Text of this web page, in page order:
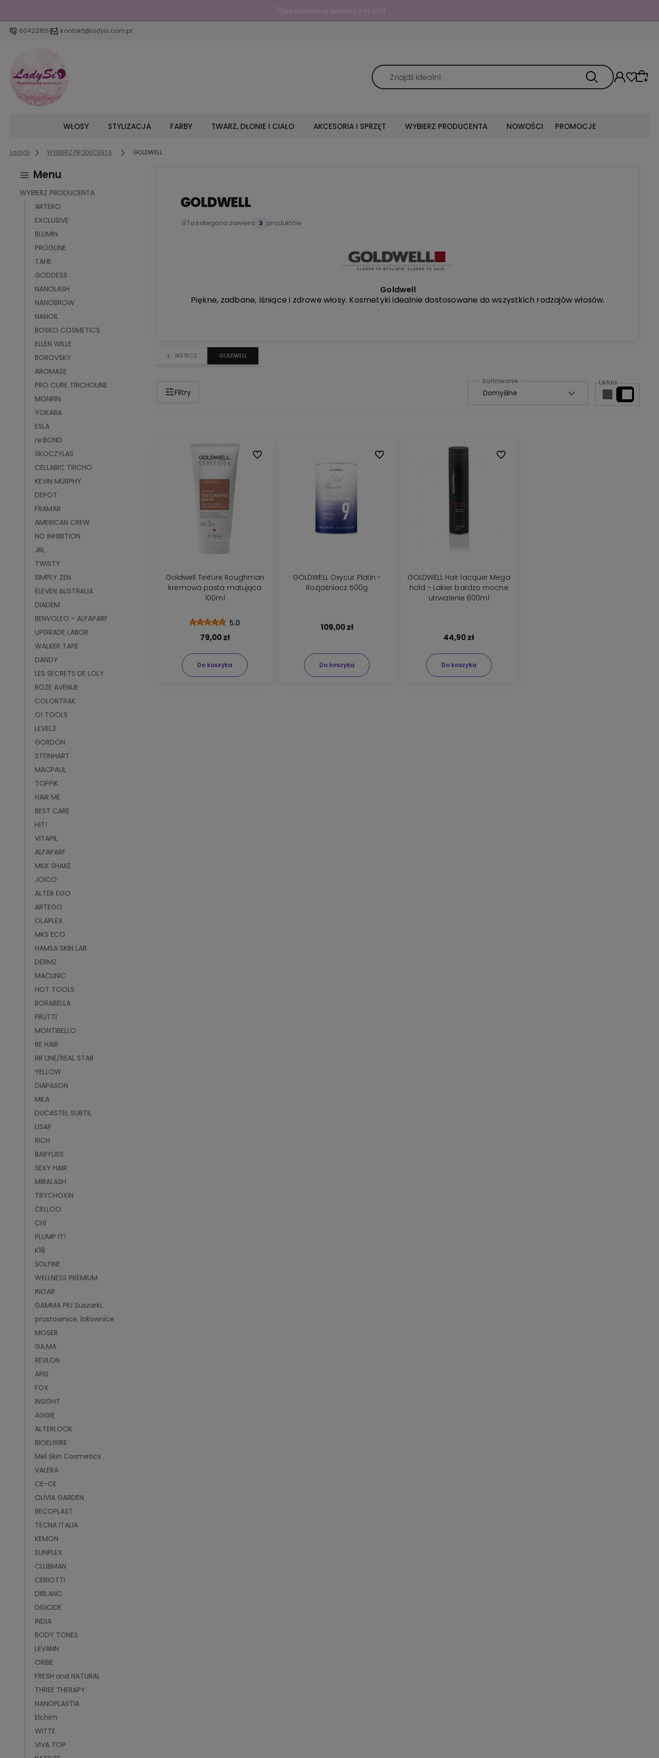
Do darmowej dostawy:249.00zł
604221551 kontakt@ladysi.com.pl
WŁOSY STYLIZACJA FARBY TWARZ, DŁONIE I CIAŁO AKCESORIA I SPRZĘT WYBIERZ PRODUCENTA NOWOŚCI PROMOCJE
LadySi WYBIERZ PRODUCENTA GOLDWELL
Menu
WYBIERZ PRODUCENTA
ARTERO
EXCLUSIVE
BLUMIN
PROGLINE
TAHE
GODDESS
NANOLASH
NANOBROW
NANOIL
BOSKO COSMETICS
ELLEN WILLE
BOROVSKY
AROMASE
PRO CURE TRICHOLINE
MONRIN
YOKABA
ESLA
re:BOND
SKOCZYLAS
CELLABIC TRICHO
KEVIN MURPHY
DEPOT
FRAMAR
AMERICAN CREW
NO INHIBITION
JRL
TWISTY
SIMPLY ZEN
ELEVEN AUSTRALIA
DIADEM
BENVOLEO - ALFAPARF
UPGRADE LABOR
WALKER TAPE
DANDY
LES SECRETS DE LOLY
ROZE AVENUE
COLORTRAK
O! TOOLS
LEVEL3
GORDON
STEINHART
MACPAUL
TOPPIK
HAIR ME
BEST CARE
HIT!
VITAPIL
ALFAPARF
MILK SHAKE
JOICO
ALTER EGO
ARTEGO
OLAPLEX
MKS ECO
HAMSA SKIN LAB
DERMZ
MACLINIC
HOT TOOLS
BORABELLA
FRUTTI
MONTIBELLO
BE HAIR
RR LINE/REAL STAR
YELLOW
DIAPASON
MILA
DUCASTEL SUBTIL
LISAP
RICH
BABYLISS
SEXY HAIR
MIRALASH
TRYCHOXIN
CELLOO
CHI
PLUMP IT!
K18
SOLFINE
WELLNESS PREMIUM
INOAR
GAMMA PIU Suszarki,
prostownice, lokownice
MOSER
GA.MA
REVLON
APIS
FOX
INSIGHT
AGGIE
ALTERLOOK
BIOELIXIRE
Mel Skin Cosmetics
VALERA
CE-CE
OLIVIA GARDEN
RECOPLAST
TECNA ITALIA
KEMON
SUNPLEX
CLUBMAN
CERIOTTI
DIBLANC
DISICIDE
INDIA
BODY TONES
LEVANN
ORIBE
FRESH and NATURAL
THREE THERAPY
NANOPLASTIA
Elchim
WITTE
VIVA TOP
GOLDWELL
🛒Ta kategoria zawiera 3 produktów
Goldwell
Piękne, zadbane, lśniące i zdrowe włosy. Kosmetyki idealnie dostosowane do wszystkich rodzajów włosów.
WSTECZ GOLDWELL
Filtry
Układ
Goldwell Texture Roughman
kremowa pasta matująca
100ml
5.0
79,00 zł
Do koszyka
Do ulubionych
GOLDWELL Oxycur Platin -
Rozjaśniacz 500g
109,00 zł
Do koszyka
Do ulubionych
GOLDWELL Hair lacquer Mega
hold - Lakier bardzo mocne
utrwalenie 600ml
44,90 zł
Do koszyka
Do ulubionych